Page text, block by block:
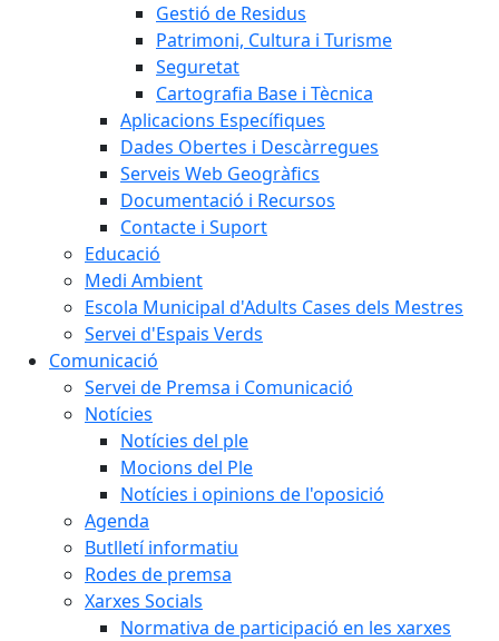
Gestió de Residus
Patrimoni, Cultura i Turisme
Seguretat
Cartografia Base i Tècnica
Aplicacions Específiques
Dades Obertes i Descàrregues
Serveis Web Geogràfics
Documentació i Recursos
Contacte i Suport
Educació
Medi Ambient
Escola Municipal d'Adults Cases dels Mestres
Servei d'Espais Verds
Comunicació
Servei de Premsa i Comunicació
Notícies
Notícies del ple
Mocions del Ple
Notícies i opinions de l'oposició
Agenda
Butlletí informatiu
Rodes de premsa
Xarxes Socials
Normativa de participació en les xarxes